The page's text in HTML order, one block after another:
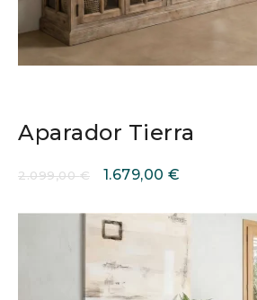
Aparador Tierra
2.099,00€ 1.679,00 €